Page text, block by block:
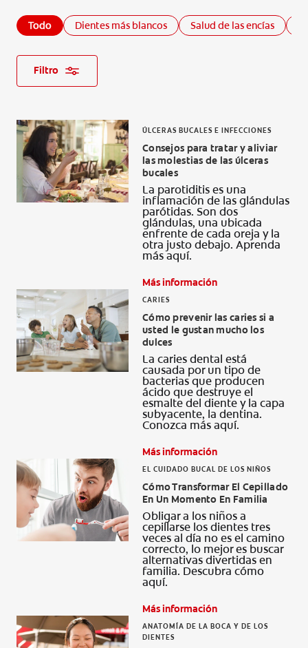
CHEQUEO DE SALUD BUCAL
SELECCIÓN DE PRODUCTOS
CUPONES
SUSCRÍBASE
Todo Dientes más blancos Salud de las encías
Filtro
ÚLCERAS BUCALES E INFECCIONES
Consejos para tratar y aliviar
las molestias de las úlceras
bucales
La parotiditis es una
inflamación de las glándulas
parótidas. Son dos
glándulas, una ubicada
enfrente de cada oreja y la
otra justo debajo. Aprenda
más aquí.
Más información
CARIES
Cómo prevenir las caries si a
usted le gustan mucho los
dulces
La caries dental está
causada por un tipo de
bacterias que producen
ácido que destruye el
esmalte del diente y la capa
subyacente, la dentina.
Conozca más aquí.
Más información
EL CUIDADO BUCAL DE LOS NIÑOS
Cómo Transformar El Cepillado
En Un Momento En Familia
Obligar a los niños a
cepillarse los dientes tres
veces al día no es el camino
correcto, lo mejor es buscar
alternativas divertidas en
familia. Descubra cómo
aquí.
Más información
ANATOMÍA DE LA BOCA Y DE LOS
DIENTES